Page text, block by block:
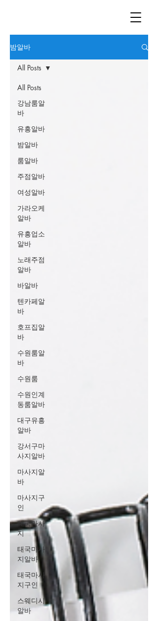
밤알바
All Posts
강남룸알
바
유흥알바
밤알바
룸알바
주점알바
여성알바
가라오케
알바
유흥업소
알바
노래주점
알바
바알바
텐카페알
바
호프집알
바
수원룸알
바
수원룸
수원인계
동룸알바
대구유흥
알바
강서구마
사지알바
마사지알
바
마사지구
인
태국마사
지
태국마사
지알바
태국마사
지구인
스웨디시
알바
All Posts